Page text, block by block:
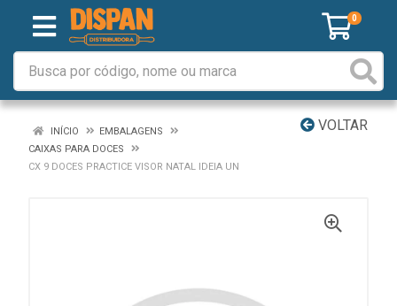
0
VOLTAR
INÍCIO
EMBALAGENS
CAIXAS PARA DOCES
CX 9 DOCES PRACTICE VISOR NATAL IDEIA UN